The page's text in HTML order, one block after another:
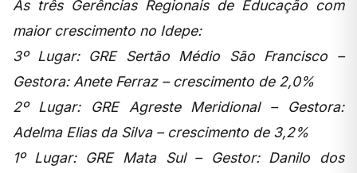
As três Gerências Regionais de Educação com
maior crescimento no Idepe:
3º Lugar: GRE Sertão Médio São Francisco –
Gestora: Anete Ferraz – crescimento de 2,0%
2º Lugar: GRE Agreste Meridional – Gestora:
Adelma Elias da Silva – crescimento de 3,2%
1º Lugar: GRE Mata Sul – Gestor: Danilo dos